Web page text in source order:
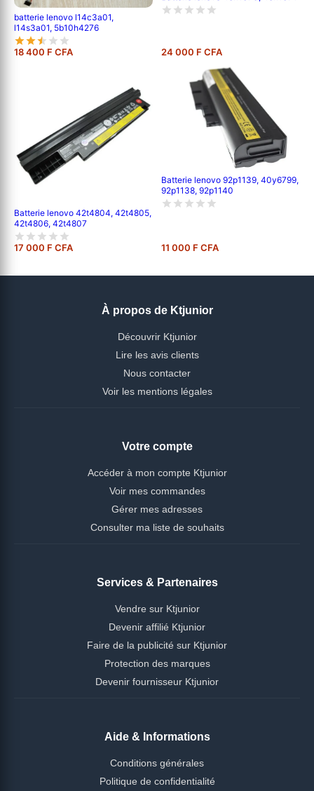
batterie lenovo l14c3a01,
l14s3a01, 5b10h4276
18 400 F CFA 24 000 F CFA
Batterie lenovo 42t4804, 42t4805,
42t4806, 42t4807
17 000 F CFA
Batterie lenovo 92p1139, 40y6799,
92p1138, 92p1140
11 000 F CFA
À propos de Ktjunior
Découvrir Ktjunior
Lire les avis clients
Nous contacter
Voir les mentions légales
Votre compte
Accéder à mon compte Ktjunior
Voir mes commandes
Gérer mes adresses
Consulter ma liste de souhaits
Services & Partenaires
Vendre sur Ktjunior
Devenir affilié Ktjunior
Faire de la publicité sur Ktjunior
Protection des marques
Devenir fournisseur Ktjunior
Aide & Informations
Conditions générales
Politique de confidentialité